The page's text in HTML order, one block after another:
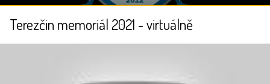
Terezčin memoriál 2021 - virtuálně